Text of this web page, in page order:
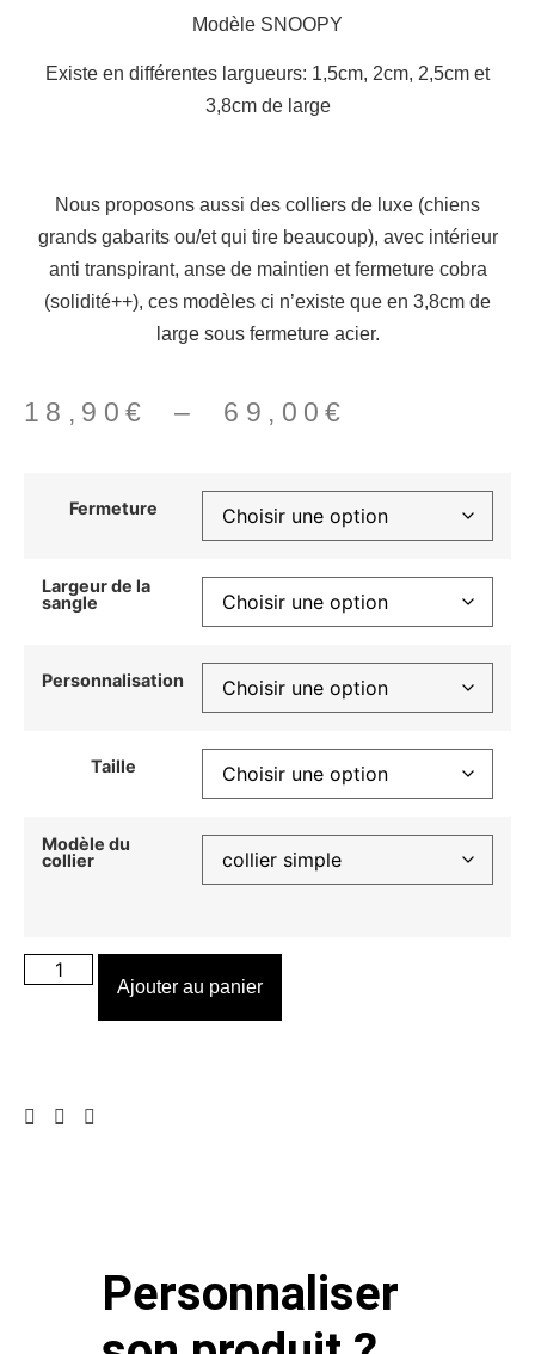
Modèle SNOOPY
Existe en différentes largueurs: 1,5cm, 2cm, 2,5cm et
3,8cm de large
Nous proposons aussi des colliers de luxe (chiens
grands gabarits ou/et qui tire beaucoup), avec intérieur
anti transpirant, anse de maintien et fermeture cobra
(solidité++), ces modèles ci n’existe que en 3,8cm de
large sous fermeture acier.
18,90 € – 69,00€
Fermeture
Largeur de la
sangle
Personnalisation
Taille
Modèle du
collier
Ajouter au panier
Personnaliser